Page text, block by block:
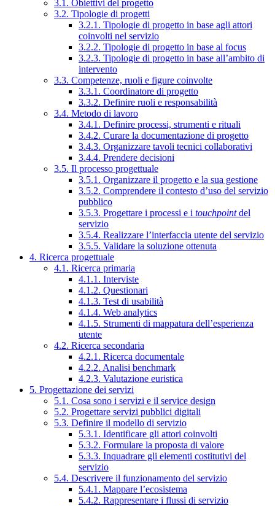
3.1. Obiettivi del progetto
3.2. Tipologie di progetti
3.2.1. Tipologie di progetto in base agli attori
coinvolti nel servizio
3.2.2. Tipologie di progetto in base al focus
3.2.3. Tipologie di progetto in base all’ambito di
intervento
3.3. Competenze, ruoli e figure coinvolte
3.3.1. Coordinatore di progetto
3.3.2. Definire ruoli e responsabilità
3.4. Metodo di lavoro
3.4.1. Definire processi, strumenti e rituali
3.4.2. Curare la documentazione di progetto
3.4.3. Organizzare tavoli tecnici collaborativi
3.4.4. Prendere decisioni
3.5. Il processo progettuale
3.5.1. Organizzare il progetto e la sua gestione
3.5.2. Comprendere il contesto d’uso del servizio
pubblico
3.5.3. Progettare i processi e i touchpointdel
servizio
3.5.4. Realizzare l’interfaccia utente del servizio
3.5.5. Validare la soluzione ottenuta
4. Ricerca progettuale
4.1. Ricerca primaria
4.1.1. Interviste
4.1.2. Questionari
4.1.3. Test di usabilità
4.1.4. Web analytics
4.1.5. Strumenti di mappatura dell’esperienza
utente
4.2. Ricerca secondaria
4.2.1. Ricerca documentale
4.2.2. Analisi benchmark
4.2.3. Valutazione euristica
5. Progettazione dei servizi
5.1. Cosa sono i servizi e il service design
5.2. Progettare servizi pubblici digitali
5.3. Definire il modello di servizio
5.3.1. Identificare gli attori coinvolti
5.3.2. Formulare la proposta di valore
5.3.3. Inquadrare gli elementi costitutivi del
servizio
5.4. Descrivere il funzionamento del servizio
5.4.1. Mappare l’ecosistema
5.4.2. Rappresentare i flussi di servizio